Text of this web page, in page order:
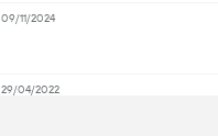
09/11/2024
29/04/2022